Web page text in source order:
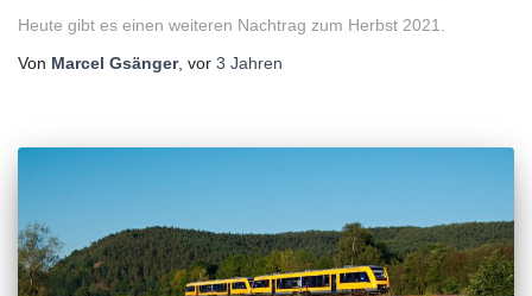
Heute gibt es einen weiteren Nachtrag zum Herbst 2021.
Von Marcel Gsänger, vor 3 Jahren